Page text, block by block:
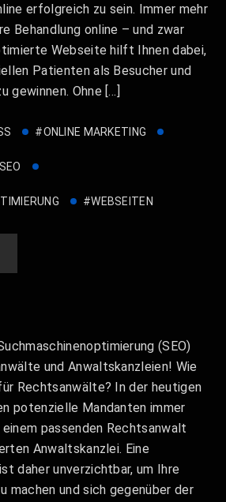
erfolgreich zu sein. Immer mehr
Behandlung online – und zwar
Webseite hilft Ihnen dabei,
Patienten als Besucher und
gewinnen. Ohne […]
#ONLINE MARKETING
#WEBSEITEN
(SEO)
und Anwaltskanzleien! Wie
Rechtsanwälte? In der heutigen
potenzielle Mandanten immer
passenden Rechtsanwalt
Anwaltskanzlei. Eine
daher unverzichtbar, um Ihre
machen und sich gegenüber der